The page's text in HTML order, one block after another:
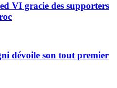
VI gracie des supporters
dévoile son tout premier